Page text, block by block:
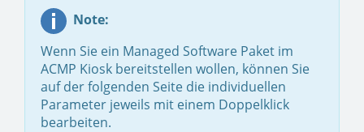
Note:
Wenn Sie ein Managed Software Paket im
ACMP Kiosk bereitstellen wollen, können Sie
auf der folgenden Seite die individuellen
Parameter jeweils mit einem Doppelklick
bearbeiten.